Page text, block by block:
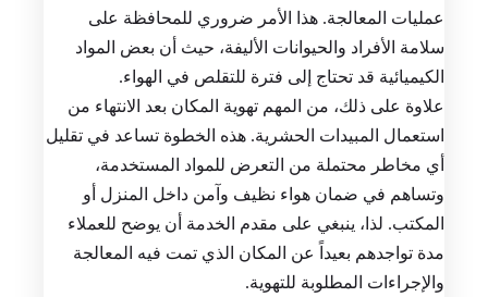
عمليات المعالجة. هذا الأمر ضروري للمحافظة على
سلامة الأفراد والحيوانات الأليفة، حيث أن بعض المواد
الكيميائية قد تحتاج إلى فترة للتقلص في الهواء.
علاوة على ذلك، من المهم تهوية المكان بعد الانتهاء من
استعمال المبيدات الحشرية. هذه الخطوة تساعد في تقليل
أي مخاطر محتملة من التعرض للمواد المستخدمة،
وتساهم في ضمان هواء نظيف وآمن داخل المنزل أو
المكتب. لذا، ينبغي على مقدم الخدمة أن يوضح للعملاء
مدة تواجدهم بعيداً عن المكان الذي تمت فيه المعالجة
والإجراءات المطلوبة للتهوية.